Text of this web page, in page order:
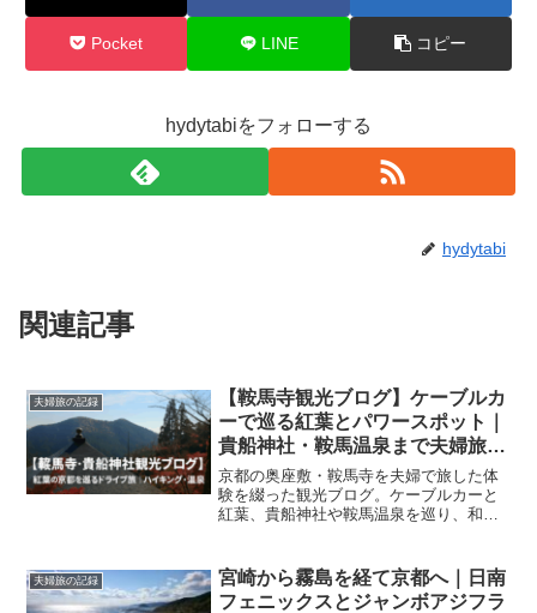
Pocket LINE コピー
hydytabiをフォローする
hydytabi
関連記事
夫婦旅の記録
【鞍馬寺観光ブログ】ケーブルカ
ーで巡る紅葉とパワースポット｜
貴船神社・鞍馬温泉まで夫婦旅の
記録
京都の奥座敷・鞍馬寺を夫婦で旅した体
験を綴った観光ブログ。ケーブルカーと
紅葉、貴船神社や鞍馬温泉を巡り、和菓
夫婦旅の記録
宮崎から霧島を経て京都へ｜日南
フェニックスとジャンボアジフラ